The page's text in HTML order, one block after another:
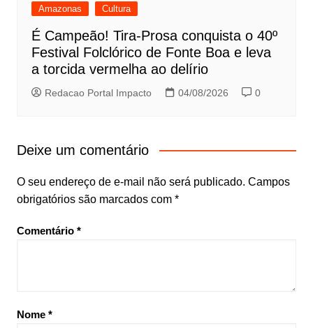
Amazonas Cultura
É Campeão! Tira-Prosa conquista o 40º
Festival Folclórico de Fonte Boa e leva
a torcida vermelha ao delírio
Redacao Portal Impacto 04/08/2026 0
Deixe um comentário
O seu endereço de e-mail não será publicado. Campos
obrigatórios são marcados com *
Comentário *
Nome *